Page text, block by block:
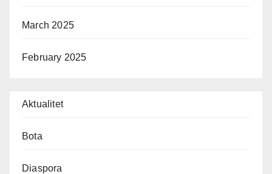
March 2025
February 2025
Aktualitet
Bota
Diaspora